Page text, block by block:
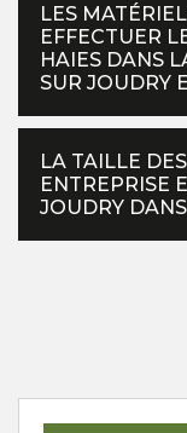
LES
EFFECTUER
HAIES DANS
SUR JOUDRY
LA TAILLE
ENTREPRISE
JOUDRY